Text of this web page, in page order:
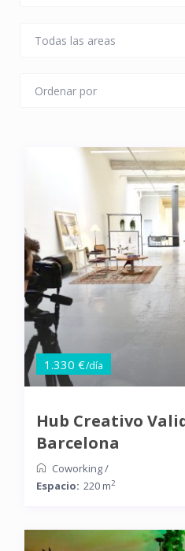
Todas las areas
Ordenar por
1.330 €/día
Hub Creativo
Barcelona
Coworking/
Espacio: 220 m2